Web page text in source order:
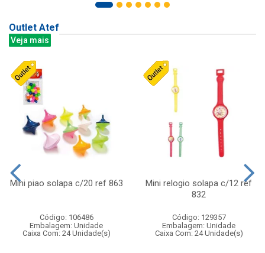
Outlet Atef
Veja mais
Mini piao solapa c/20 ref 863
Código: 106486
Embalagem: Unidade
Caixa Com: 24 Unidade(s)
Mini relogio solapa c/12 ref
832
Código: 129357
Embalagem: Unidade
Caixa Com: 24 Unidade(s)